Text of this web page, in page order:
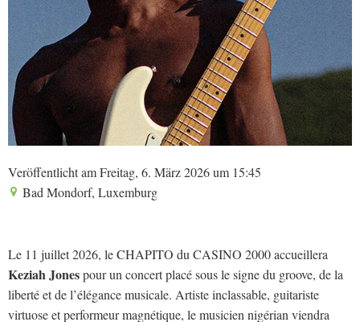
Veröffentlicht am Freitag, 6. März 2026 um 15:45
Bad Mondorf, Luxemburg
Le 11 juillet 2026, le CHAPITO du CASINO 2000 accueillera
Keziah Jonespour un concert placé sous le signe du groove, de la
liberté et de l’élégance musicale. Artiste inclassable, guitariste
virtuose et performeur magnétique, le musicien nigérian viendra